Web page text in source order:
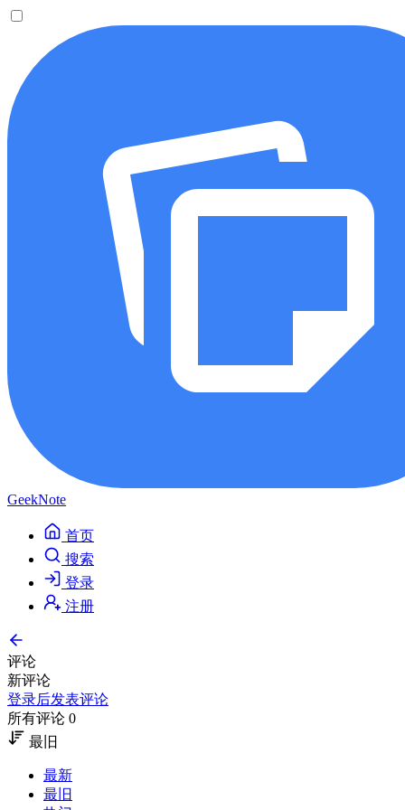
GeekNote
首页
搜索
登录
注册
评论
新评论
登录后发表评论
所有评论 0
最旧
最新
最旧